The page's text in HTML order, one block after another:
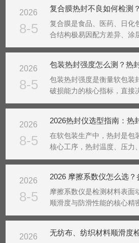
2026
8-5
复合膜是食品、医药、日化
合结构极易因配方差异、涂
引发虚封、假封、热封脆裂
方式，只能发现成品不良，
定位问题根...
2026
8-5
包装热封强度是衡量软包装
破损能力的核心指标，直接
产品的储存保质期与运输安
足，容易出现包装袋开裂
质量问题。想要精准把控包
用热封仪完成...
2026
8-5
在软包装生产中，热封是包
核心工序，热封温度、压力
现虚封、漏封、热封开裂、
备，可精准模拟生产线热封
数，是食品、日...
2026
8-5
摩擦系数仪是检测材料表面
顺滑度与防滑性能的核心精
装、新能源、纺织无纺布、
业存在选型盲目、设备与检
2026